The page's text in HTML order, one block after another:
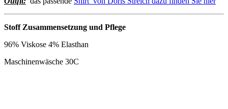
Stoff Zusammensetzung und Pflege
96% Viskose 4% Elasthan
Maschinenwäsche 30C